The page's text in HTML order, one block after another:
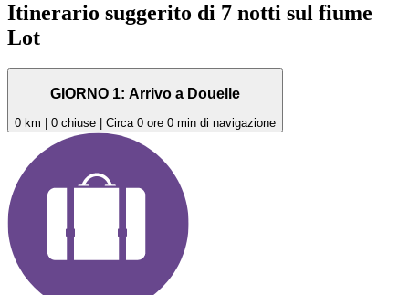
Itinerario suggerito di 7 notti sul fiume
Lot
GIORNO 1: Arrivo a Douelle
0 km | 0 chiuse | Circa 0 ore 0 min di navigazione